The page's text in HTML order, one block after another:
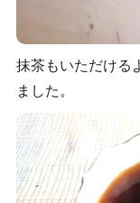
抹茶もいただける
ました。